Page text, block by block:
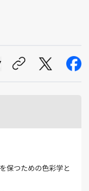
（1）
ーション（4）
保つための色彩学と